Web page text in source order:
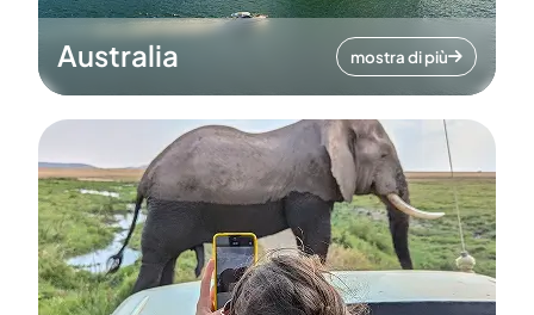
Australia mostra di più